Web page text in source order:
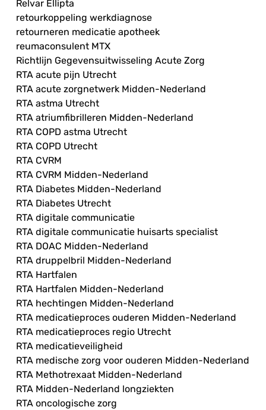
Relvar Ellipta
retourkoppeling werkdiagnose
retourneren medicatie apotheek
reumaconsulent MTX
Richtlijn Gegevensuitwisseling Acute Zorg
RTA acute pijn Utrecht
RTA acute zorgnetwerk Midden-Nederland
RTA astma Utrecht
RTA atriumfibrilleren Midden-Nederland
RTA COPD astma Utrecht
RTA COPD Utrecht
RTA CVRM
RTA CVRM Midden-Nederland
RTA Diabetes Midden-Nederland
RTA Diabetes Utrecht
RTA digitale communicatie
RTA digitale communicatie huisarts specialist
RTA DOAC Midden-Nederland
RTA druppelbril Midden-Nederland
RTA Hartfalen
RTA Hartfalen Midden-Nederland
RTA hechtingen Midden-Nederland
RTA medicatieproces ouderen Midden-Nederland
RTA medicatieproces regio Utrecht
RTA medicatieveiligheid
RTA medische zorg voor ouderen Midden-Nederland
RTA Methotrexaat Midden-Nederland
RTA Midden-Nederland longziekten
RTA oncologische zorg